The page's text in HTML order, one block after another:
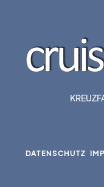
DATENSCHUTZ